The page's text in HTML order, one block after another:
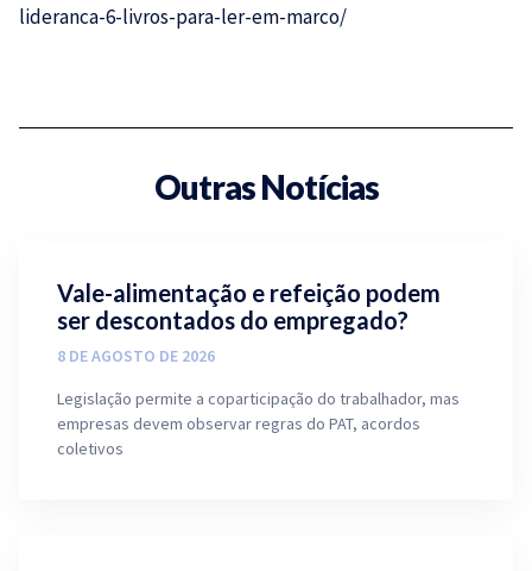
lideranca-6-livros-para-ler-em-marco/
Outras Notícias
Vale-alimentação e refeição podem
ser descontados do empregado?
8 DE AGOSTO DE 2026
Legislação permite a coparticipação do trabalhador, mas
empresas devem observar regras do PAT, acordos
coletivos